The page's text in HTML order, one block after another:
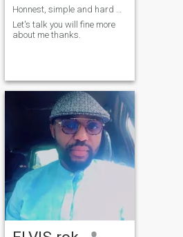
Let's talk you will fine more
about me thanks.